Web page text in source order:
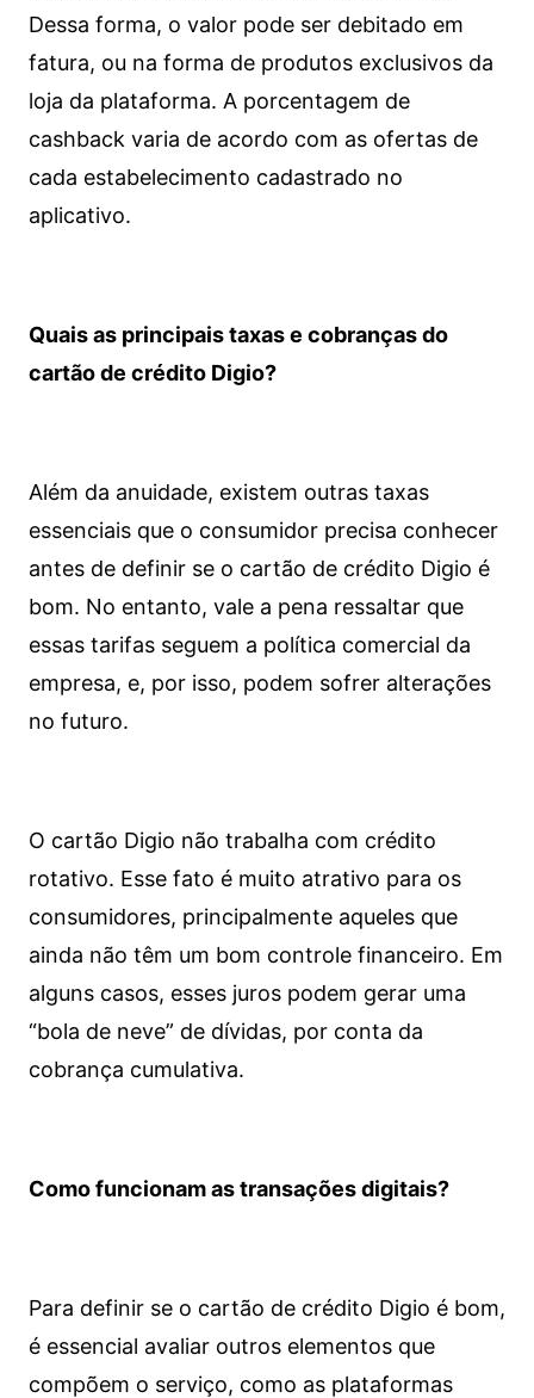
Dessa forma, o valor pode ser debitado em
fatura, ou na forma de produtos exclusivos da
loja da plataforma. A porcentagem de
cashback varia de acordo com as ofertas de
cada estabelecimento cadastrado no
aplicativo.
Quais as principais taxas e cobranças do
cartão de crédito Digio?
Além da anuidade, existem outras taxas
essenciais que o consumidor precisa conhecer
antes de definir se o cartão de crédito Digio é
bom. No entanto, vale a pena ressaltar que
essas tarifas seguem a política comercial da
empresa, e, por isso, podem sofrer alterações
no futuro.
O cartão Digio não trabalha com crédito
rotativo. Esse fato é muito atrativo para os
consumidores, principalmente aqueles que
ainda não têm um bom controle financeiro. Em
alguns casos, esses juros podem gerar uma
“bola de neve” de dívidas, por conta da
cobrança cumulativa.
Como funcionam as transações digitais?
Para definir se o cartão de crédito Digio é bom,
é essencial avaliar outros elementos que
compõem o serviço, como as plataformas